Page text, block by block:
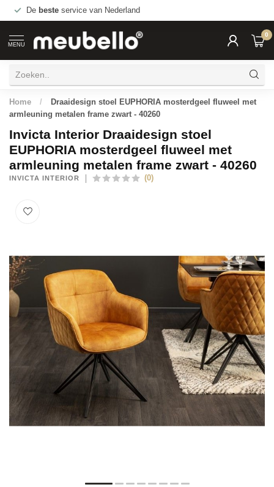
De beste service van Nederland
MENU
0
Home /
Draaidesign stoel EUPHORIA mosterdgeel fluweel met
armleuning metalen frame zwart - 40260
Invicta Interior Draaidesign stoel
EUPHORIA mosterdgeel fluweel met
armleuning metalen frame zwart - 40260
INVICTA INTERIOR (0)